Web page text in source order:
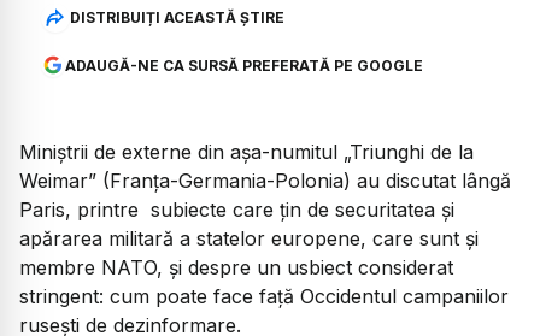
DISTRIBUIȚI ACEASTĂ ȘTIRE
ADAUGĂ-NE CA SURSĂ PREFERATĂ PE GOOGLE
Miniștrii de externe din așa-numitul „Triunghi de la
Weimar” (Franța-Germania-Polonia) au discutat lângă
Paris, printre subiecte care țin de securitatea și
apărarea militară a statelor europene, care sunt și
membre NATO, și despre un usbiect considerat
stringent: cum poate face față Occidentul campaniilor
rusești de dezinformare.